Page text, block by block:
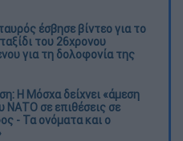
έσβησε βίντεο για το
του 26χρονου
για τη δολοφονία της
Η Μόσχα δείχνει «άμεση
ΝΑΤΟ σε επιθέσεις σε
- Τα ονόματα και ο